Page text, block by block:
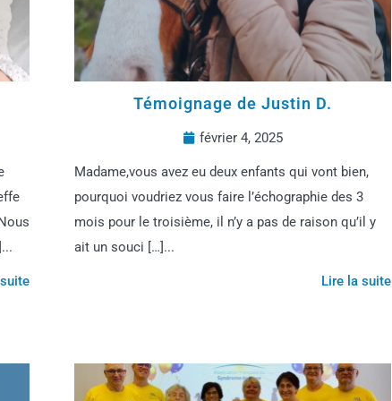
Témoignage de Justin D.
février 4, 2025
Madame,vous avez eu deux enfants qui vont bien,
pourquoi voudriez vous faire l’échographie des 3
mois pour le troisième, il n’y a pas de raison qu’il y
ait un souci […]...
Lire la suite